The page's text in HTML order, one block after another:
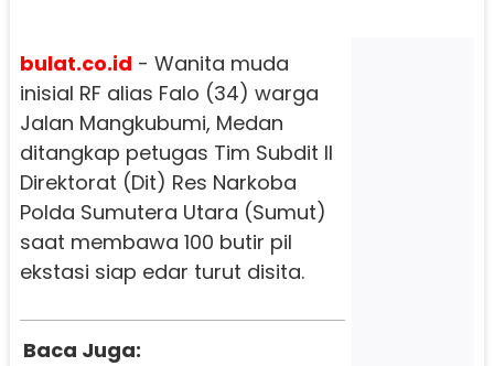
bulat.co.id - Wanita muda
inisial RF alias Falo (34) warga
Jalan Mangkubumi, Medan
ditangkap petugas Tim Subdit II
Direktorat (Dit) Res Narkoba
Polda Sumutera Utara (Sumut)
saat membawa 100 butir pil
ekstasi siap edar turut disita.
Baca Juga: